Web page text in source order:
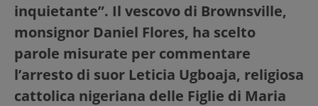
inquietante”. Il vescovo di Brownsville,
monsignor Daniel Flores, ha scelto
parole misurate per commentare
l’arresto di suor Leticia Ugboaja, religiosa
cattolica nigeriana delle Figlie di Maria